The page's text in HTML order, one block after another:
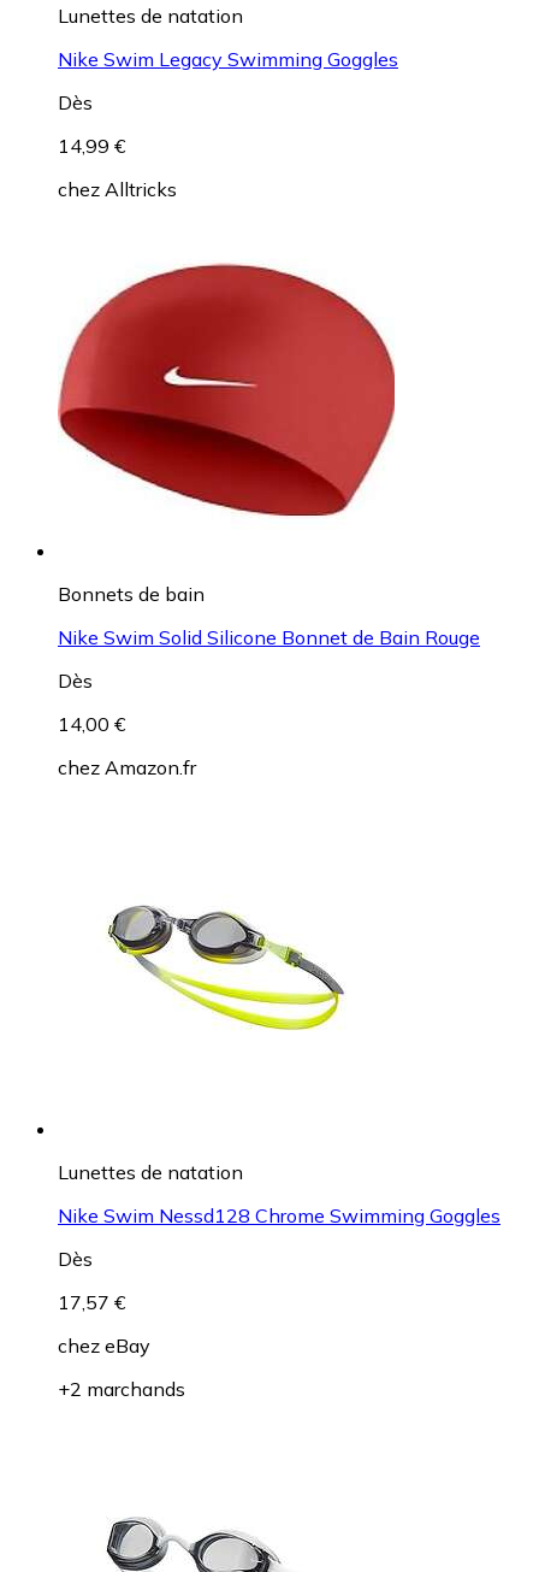
Lunettes de natation
Nike Swim Legacy Swimming Goggles
Dès
14,99 €
chez Alltricks
Bonnets de bain
Nike Swim Solid Silicone Bonnet de Bain Rouge
Dès
14,00 €
chez Amazon.fr
Lunettes de natation
Nike Swim Nessd128 Chrome Swimming Goggles
Dès
17,57 €
chez eBay
+2 marchands